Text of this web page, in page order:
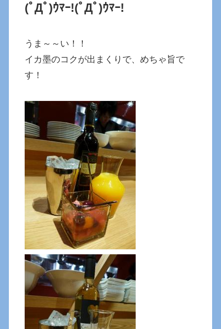
(ﾟДﾟ)ｳﾏｰ!(ﾟДﾟ)ｳﾏｰ!
うま～～い！！
イカ墨のコクが出まくりで、めちゃ旨で
す！